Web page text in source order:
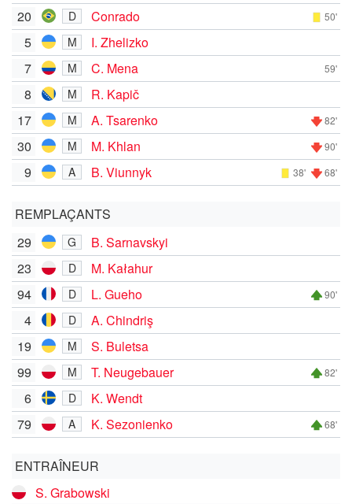
20
D Conrado 50'
5 M
I. Zhelizko
7
M C. Mena 59'
8 M
R. Kapič
17
M A. Tsarenko 82'
30 M M. Khlan 90'
9 A B. Viunnyk 38' 68'
REMPLAÇANTS
29
G
B. Sarnavskyi
23
D
M. Kałahur
94
D L. Gueho 90'
4 D
A. Chindriş
19
M
S. Buletsa
99
M T. Neugebauer 82'
6 D
K. Wendt
79
A K. Sezonienko 68'
ENTRAÎNEUR
S. Grabowski